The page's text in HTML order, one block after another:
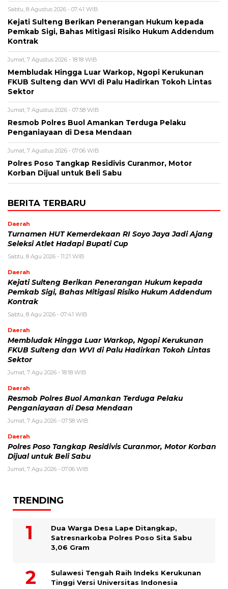
Sabtu, 8 Agustus 2026 - 07:41 WIB
Kejati Sulteng Berikan Penerangan Hukum kepada
Pemkab Sigi, Bahas Mitigasi Risiko Hukum Addendum
Kontrak
Jumat, 7 Agustus 2026 - 18:18 WIB
Membludak Hingga Luar Warkop, Ngopi Kerukunan
FKUB Sulteng dan WVI di Palu Hadirkan Tokoh Lintas
Sektor
Jumat, 7 Agustus 2026 - 07:58 WIB
Resmob Polres Buol Amankan Terduga Pelaku
Penganiayaan di Desa Mendaan
Jumat, 7 Agustus 2026 - 07:06 WIB
Polres Poso Tangkap Residivis Curanmor, Motor
Korban Dijual untuk Beli Sabu
BERITA TERBARU
Daerah
Turnamen HUT Kemerdekaan RI Soyo Jaya Jadi Ajang
Seleksi Atlet Hadapi Bupati Cup
Sabtu, 8 Agu 2026 - 11:21 WIB
Daerah
Kejati Sulteng Berikan Penerangan Hukum kepada
Pemkab Sigi, Bahas Mitigasi Risiko Hukum Addendum
Kontrak
Sabtu, 8 Agu 2026 - 07:41 WIB
Daerah
Membludak Hingga Luar Warkop, Ngopi Kerukunan
FKUB Sulteng dan WVI di Palu Hadirkan Tokoh Lintas
Sektor
Jumat, 7 Agu 2026 - 18:18 WIB
Daerah
Resmob Polres Buol Amankan Terduga Pelaku
Penganiayaan di Desa Mendaan
Jumat, 7 Agu 2026 - 07:58 WIB
Daerah
Polres Poso Tangkap Residivis Curanmor, Motor Korban
Dijual untuk Beli Sabu
Jumat, 7 Agu 2026 - 07:06 WIB
TRENDING
Dua Warga Desa Lape Ditangkap,
Satresnarkoba Polres Poso Sita Sabu
3,06 Gram
Sulawesi Tengah Raih Indeks Kerukunan
Tinggi Versi Universitas Indonesia